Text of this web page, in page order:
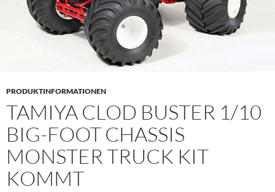
PRODUKTINFORMATIONEN
TAMIYA CLOD BUSTER 1/10
BIG-FOOT CHASSIS
MONSTER TRUCK KIT
KOMMT